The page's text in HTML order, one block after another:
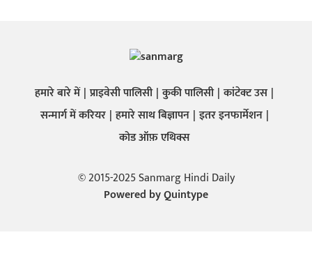
हमारे बारे में प्राइवेसी पालिसी कुकी पालिसी कांटेक्ट उस
सन्मार्ग में करियर हमारे साथ बिज्ञापन इतर इनफार्मेशन
कोड ऑफ़ एथिक्स
© 2015-2025 Sanmarg Hindi Daily
Powered byQuintype